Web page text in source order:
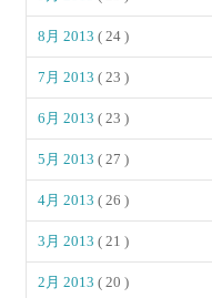
8月 2013( 24 )
7月 2013( 23 )
6月 2013( 23 )
5月 2013( 27 )
4月 2013( 26 )
3月 2013( 21 )
2月 2013( 20 )